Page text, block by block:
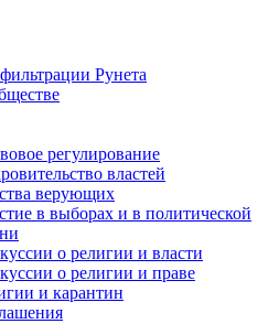
Рунета
регулирование
властей
верующих
в выборах и в политической
о религии и власти
о религии и праве
и карантин